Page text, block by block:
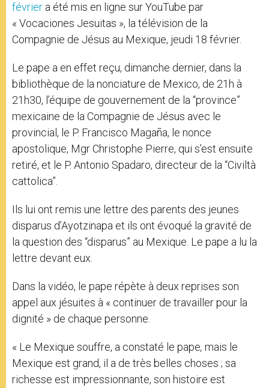
février a été mis en ligne sur YouTube par
« Vocaciones Jesuitas », la télévision de la
Compagnie de Jésus au Mexique, jeudi 18 février.
Le pape a en effet reçu, dimanche dernier, dans la
bibliothèque de la nonciature de Mexico, de 21h à
21h30, l’équipe de gouvernement de la “province”
mexicaine de la Compagnie de Jésus avec le
provincial, le P. Francisco Magaña, le nonce
apostolique, Mgr Christophe Pierre, qui s’est ensuite
retiré, et le P. Antonio Spadaro, directeur de la “Civiltà
cattolica”.
Ils lui ont remis une lettre des parents des jeunes
disparus d’Ayotzinapa et ils ont évoqué la gravité de
la question des “disparus” au Mexique. Le pape a lu la
lettre devant eux.
Dans la vidéo, le pape répète à deux reprises son
appel aux jésuites à « continuer de travailler pour la
dignité » de chaque personne.
« Le Mexique souffre, a constaté le pape, mais le
Mexique est grand, il a de très belles choses ; sa
richesse est impressionnante, son histoire est